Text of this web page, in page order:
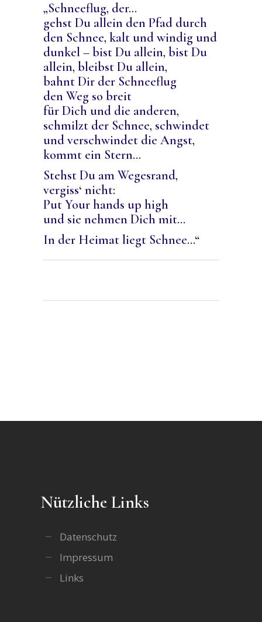
„Schneeflug, der…
gehst Du allein den Pfad durch
den Schnee, kalt und windig und
dunkel – bist Du allein, bist Du
allein, bleibst Du allein,
bahnt Dir der Schneeflug
den Weg so breit
für Dich und die anderen,
schmilzt der Schnee, schwindet
und verschwindet die Angst,
kommt ein Stern…
Stehst Du am Wegesrand,
vergiss‘ nicht:
Put Your hands up high
und sie nehmen Dich mit…
In der Heimat liegt Schnee…“
Nützliche Links
Datenschutz
Impressum
Links